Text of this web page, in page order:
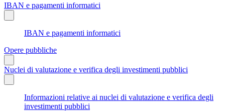
IBAN e pagamenti informatici
IBAN e pagamenti informatici
Opere pubbliche
Nuclei di valutazione e verifica degli investimenti pubblici
Informazioni relative ai nuclei di valutazione e verifica degli
investimenti pubblici